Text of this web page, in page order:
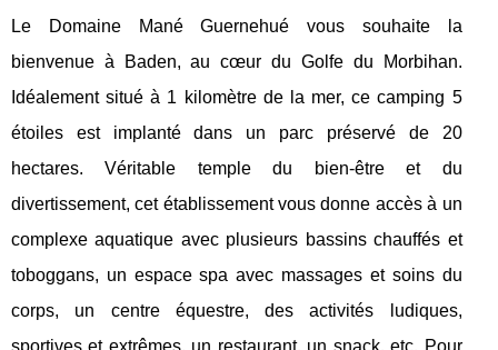
Le Domaine Mané Guernehué vous souhaite la
bienvenue à Baden, au cœur du Golfe du Morbihan.
Idéalement situé à 1 kilomètre de la mer, ce camping 5
étoiles est implanté dans un parc préservé de 20
hectares. Véritable temple du bien-être et du
divertissement, cet établissement vous donne accès à un
complexe aquatique avec plusieurs bassins chauffés et
toboggans, un espace spa avec massages et soins du
corps, un centre équestre, des activités ludiques,